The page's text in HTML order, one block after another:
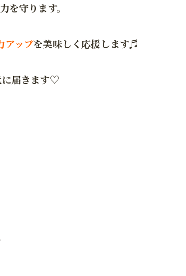
を守ります。
アップを美味しく応援します♬
に届きます♡